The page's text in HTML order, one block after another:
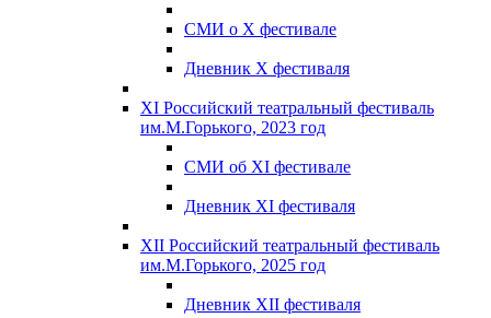
СМИ о X фестивале
Дневник X фестиваля
XI Российский театральный фестиваль
им.М.Горького, 2023 год
СМИ об XI фестивале
Дневник XI фестиваля
XII Российский театральный фестиваль
им.М.Горького, 2025 год
Дневник XII фестиваля